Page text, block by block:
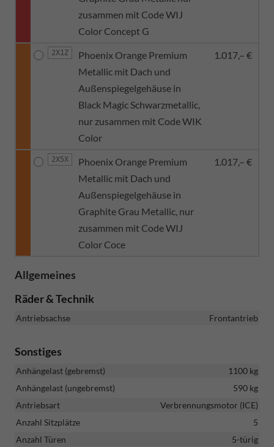
zusammen mit Code WIJ
Color Concept G
2X1Z
Phoenix Orange Premium
Metallic mit Dach und
Außenspiegelgehäuse in
Black Magic Schwarzmetallic,
nur zusammen mit Code WIK
Color
1.017,– €
2X5X
Phoenix Orange Premium
Metallic mit Dach und
Außenspiegelgehäuse in
Graphite Grau Metallic, nur
zusammen mit Code WIJ
Color Coce
1.017,– €
Allgemeines
Räder & Technik
Antriebsachse Frontantrieb
Sonstiges
Anhängelast (gebremst)
1100 kg
Anhängelast (ungebremst)
590 kg
Antriebsart
Verbrennungsmotor (ICE)
Anzahl Sitzplätze
5
Anzahl Türen
5-türig